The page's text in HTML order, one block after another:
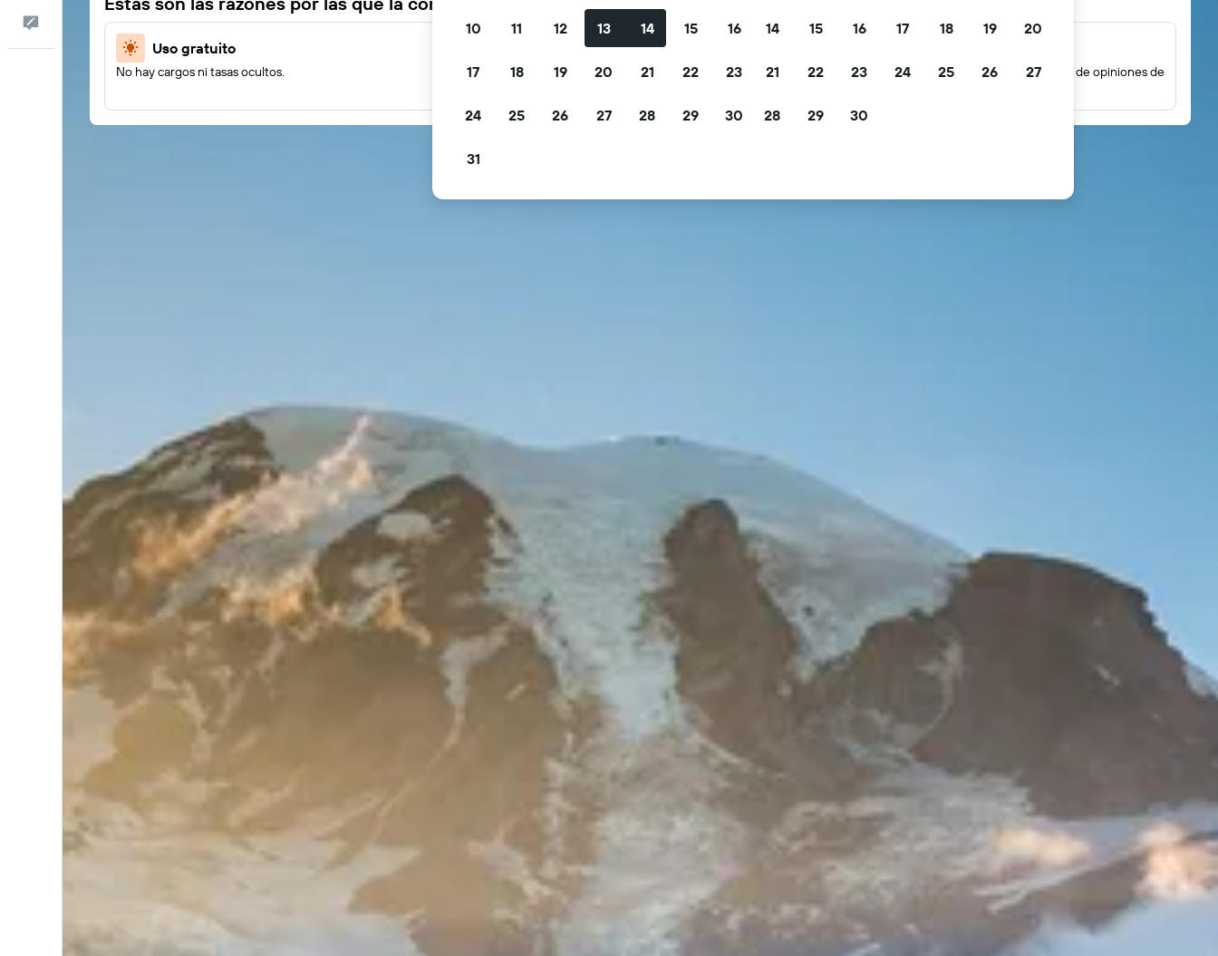
Comentarios
Uso gratuito
No hay cargos ni tasas ocultos.
Flitra tus ofertas
Filtra por cancelación gratis, desayuno gratis y más.
Mira las puntuaciones basadas en millones de opiniones de
10 11 12 13 14 15 16
17 18 19 20 21 22 23
24 25 26 27 28 29 30
31
14 15 16 17 18 19 20
21 22 23 24 25 26 27
28 29 30